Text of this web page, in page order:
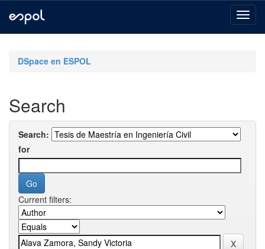
navigationDSpace en ESPOL
Search
Search:
for
Current filters: